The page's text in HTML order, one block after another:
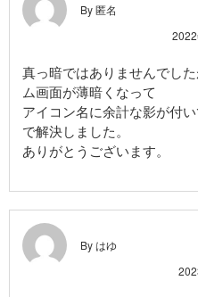
By 匿名
真っ暗ではありませんでし
ム画面が薄暗くなって
アイコン名に余計な影が付
で解決しました。
ありがとうございます。
By はゆ